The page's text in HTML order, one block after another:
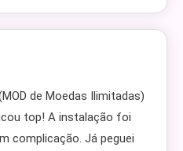
de Moedas Ilimitadas)
top! A instalação foi
complicação. Já peguei